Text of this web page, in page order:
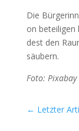
Die
on
dest den
säu­bern.
Foto: Pix­a­bay
← Letzter